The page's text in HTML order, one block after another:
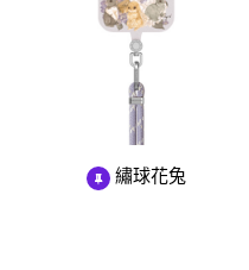
繡球花兔